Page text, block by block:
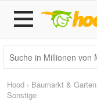
Hood › Baumarkt & Garten
Sonstige